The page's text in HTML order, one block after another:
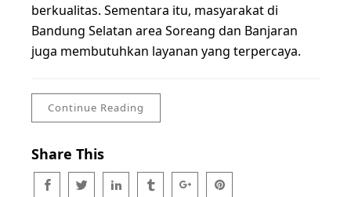
berkualitas. Sementara itu, masyarakat di
Bandung Selatan area Soreang dan Banjaran
juga membutuhkan layanan yang terpercaya.
Continue Reading
Share This